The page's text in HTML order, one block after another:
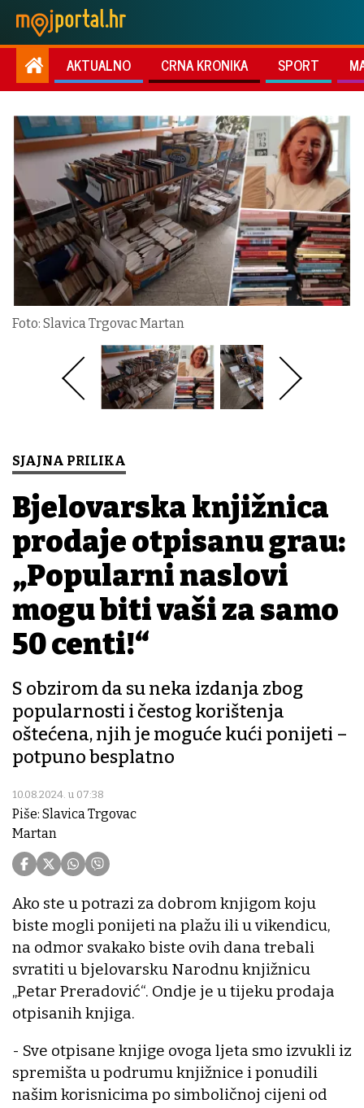
AKTUALNO CRNA KRONIKA SPORT
Foto: Slavica Trgovac Martan
SJAJNA PRILIKA
Bjelovarska knjižnica
prodaje otpisanu građu:
„Popularni naslovi
mogu biti vaši za samo
50 centi!“
S obzirom da su neka izdanja zbog
popularnosti i čestog korištenja
oštećena, njih je moguće kući ponijeti –
potpuno besplatno
10.08.2024. u 07:38
Piše: Slavica Trgovac
Martan
Ako ste u potrazi za dobrom knjigom koju
biste mogli ponijeti na plažu ili u vikendicu,
na odmor svakako biste ovih dana trebali
svratiti u bjelovarsku Narodnu knjižnicu
„Petar Preradović“. Ondje je u tijeku prodaja
otpisanih knjiga.
- Sve otpisane knjige ovoga ljeta smo izvukli iz
spremišta u podrumu knjižnice i ponudili
našim korisnicima po simboličnoj cijeni od